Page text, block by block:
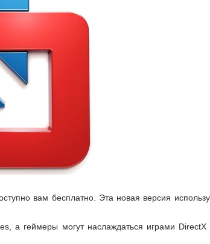
вам бесплатно. Эта новая версия
а геймеры могут наслаждаться играми